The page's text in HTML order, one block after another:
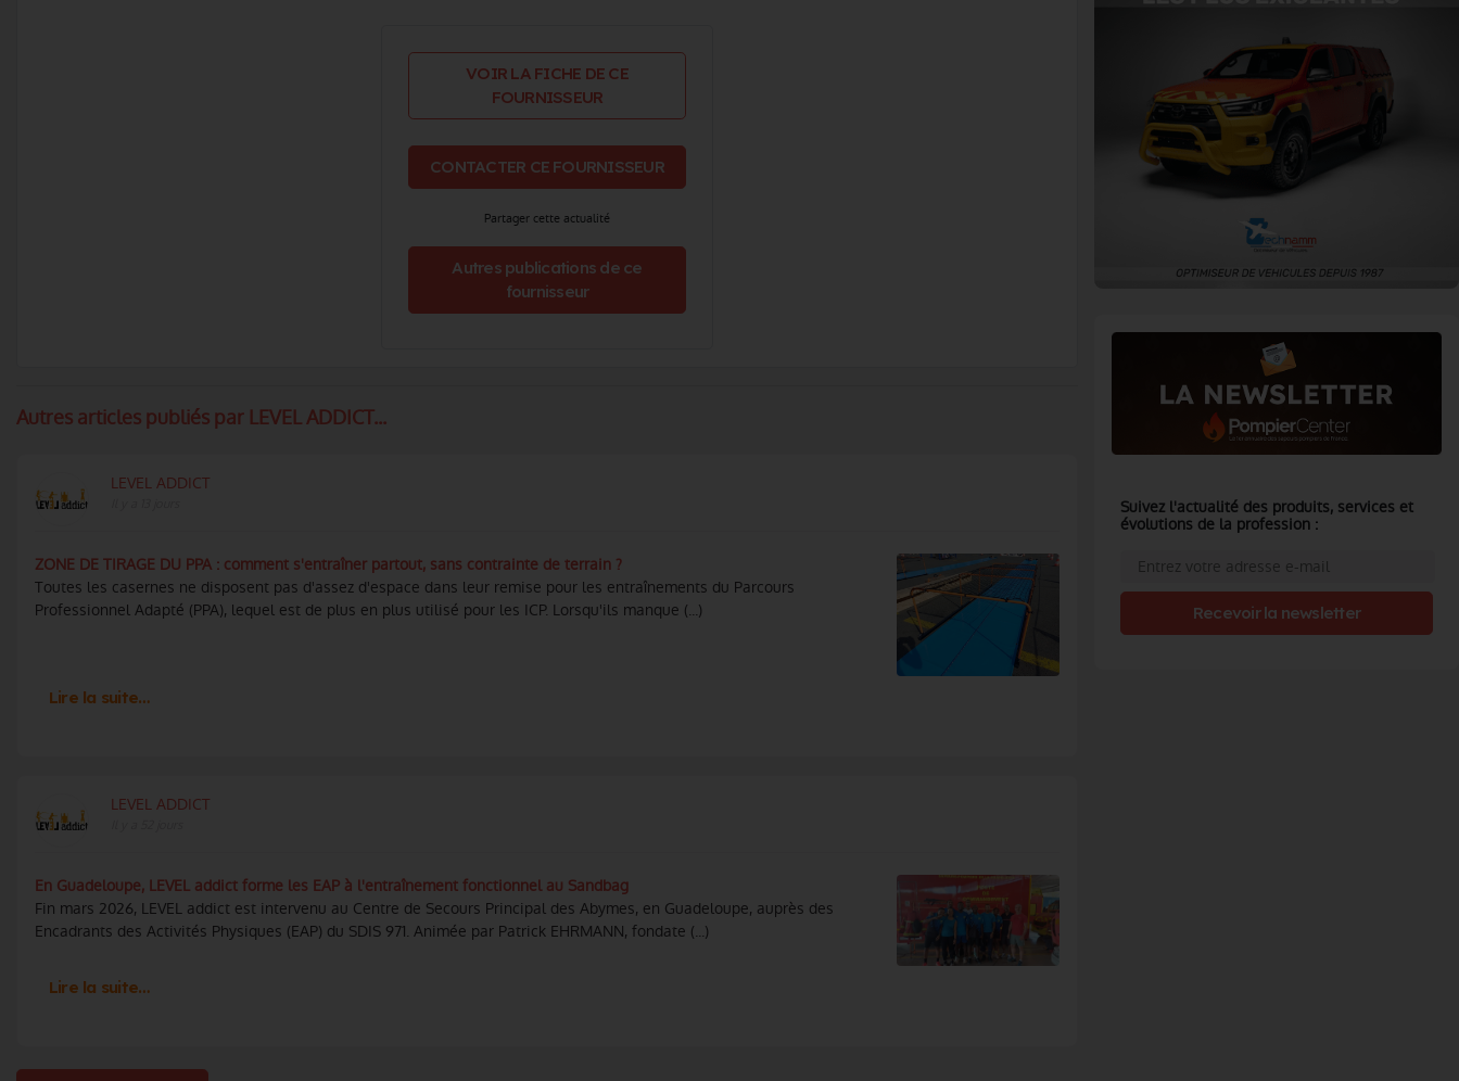
VOIR LA FICHE DE CE
FOURNISSEUR
CONTACTER CE FOURNISSEUR
Partager cette actualité
Autres publications de ce
fournisseur
Autres articles publiés par LEVEL ADDICT...
LEVEL ADDICT
ZONE DE TIRAGE DU PPA : comment s'entraîner partout, sans contrainte de terrain ?
Toutes les casernes ne disposent pas d'assez d'espace dans leur remise pour les entraînements du Parcours
Professionnel Adapté (PPA), lequel est de plus en plus utilisé pour les ICP. Lorsqu'ils manque (...)
Lire la suite…
LEVEL ADDICT
En Guadeloupe, LEVEL addict forme les EAP à l'entraînement fonctionnel au Sandbag
Fin mars 2026, LEVEL addict est intervenu au Centre de Secours Principal des Abymes, en Guadeloupe, auprès des
Encadrants des Activités Physiques (EAP) du SDIS 971. Animée par Patrick EHRMANN, fondate (...)
Lire la suite…
Suivez l'actualité des produits, services et
évolutions de la profession :
Recevoir la newsletter